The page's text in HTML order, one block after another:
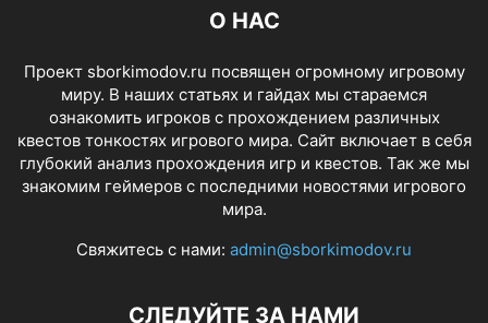
О НАС
Проект sborkimodov.ru посвящен огромному игровому
миру. В наших статьях и гайдах мы стараемся
ознакомить игроков с прохождением различных
квестов тонкостях игрового мира. Сайт включает в себя
глубокий анализ прохождения игр и квестов. Так же мы
знакомим геймеров с последними новостями игрового
мира.
Свяжитесь с нами: admin@sborkimodov.ru
СЛЕДУЙТЕ ЗА НАМИ